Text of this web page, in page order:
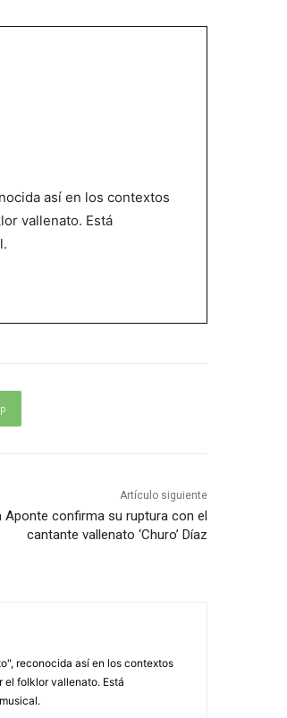
así en los contextos
vallenato. Está
Artículo siguiente
Aponte confirma su ruptura con el
cantante vallenato ‘Churo’ Díaz
reconocida así en los contextos
el folklor vallenato. Está